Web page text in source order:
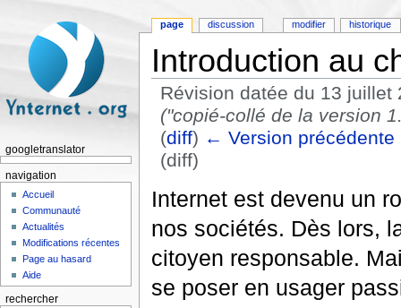
Introduction au
Révision datée du 13
("copié-collé de la version
(diff) ← Version précédente
(diff)
Internet est devenu un
nos sociétés. Dès lors,
citoyen responsable.
se poser en usager
page discussion modifier historique
googletranslator
navigation
Accueil
Communauté
Actualités
Modifications récentes
Page au hasard
Aide
rechercher